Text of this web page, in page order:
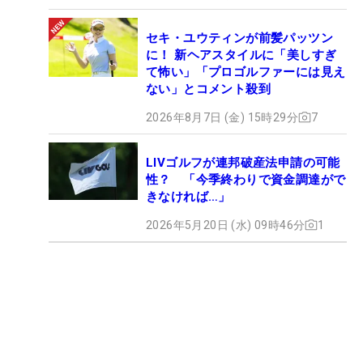
セキ・ユウティンが前髪パッツン
に！ 新ヘアスタイルに「美しすぎ
て怖い」「プロゴルファーには見え
ない」とコメント殺到
2026年8月7日 (金) 15時29分 7
LIVゴルフが連邦破産法申請の可能
性？ 「今季終わりで資金調達がで
きなければ…」
2026年5月20日 (水) 09時46分 1